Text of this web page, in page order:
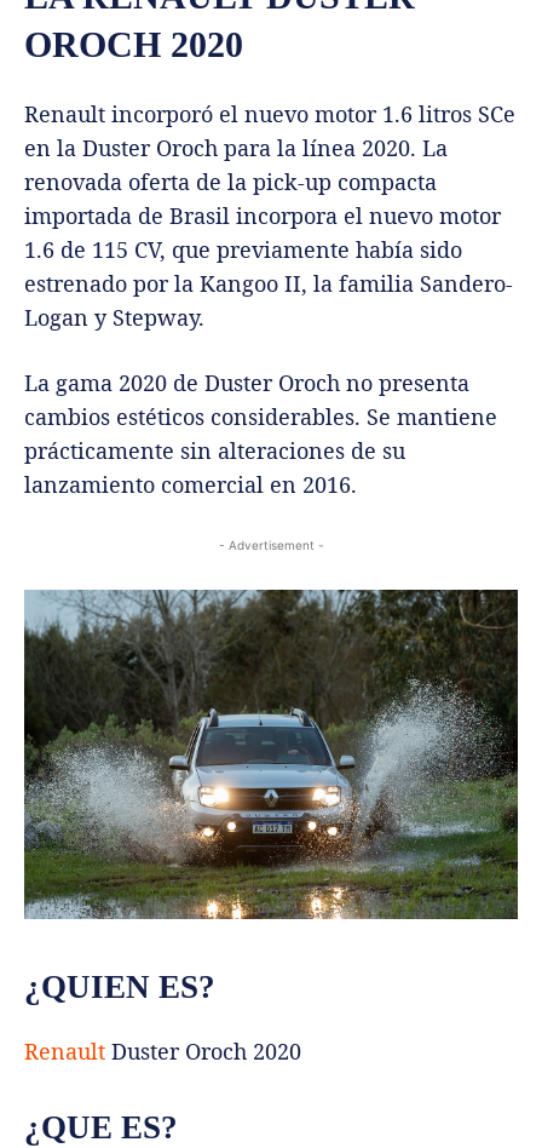
OROCH 2020
Renault incorporó el nuevo motor 1.6 litros SCe
en la Duster Oroch para la línea 2020. La
renovada oferta de la pick-up compacta
importada de Brasil incorpora el nuevo motor
1.6 de 115 CV, que previamente había sido
estrenado por la Kangoo II, la familia Sandero-
Logan y Stepway.
La gama 2020 de Duster Oroch no presenta
cambios estéticos considerables. Se mantiene
prácticamente sin alteraciones de su
lanzamiento comercial en 2016.
- Advertisement -
¿QUIEN ES?
Renault Duster Oroch 2020
¿QUE ES?